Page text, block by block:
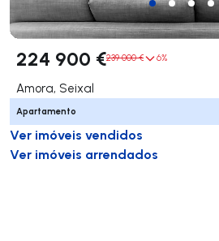
224 900 €239 000 € 6%
Amora, Seixal
Apartamento
Ver imóveis vendidos
Ver imóveis arrendados